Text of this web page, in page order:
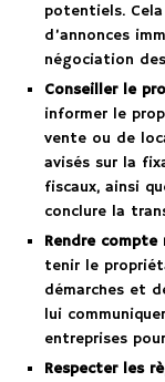
potentiels.
d’annonces
négociation
Conseiller le
informer le
vente ou de
avisés sur la
fiscaux, ainsi
conclure la
Rendre
tenir le
démarches et
lui
entreprises
Respecter les